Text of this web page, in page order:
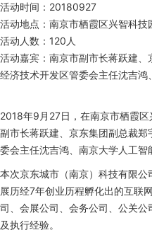
活动时间：20180927
活动地点：南京市栖霞区兴智科技
活动人数：120人
活动嘉宾：南京市副市长蒋跃建
经济技术开发区管委会主任沈吉
2018年9 月 27日，在南京市栖霞区
副市长蒋跃建、京东集团副总裁
委会主任沈吉鸿、南京大学人工智
本次京东城市（南京）科技有限
展历经7年创业历程孵化出的互联网
司、会展公司、会务公司、公关
及执行经验。